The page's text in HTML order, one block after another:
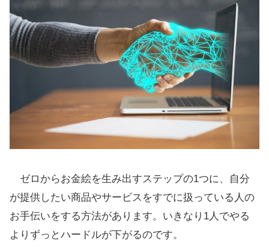
ゼロからお金絵を生み出すステップの1つに、自分
が提供したい商品やサービスをすでに扱っている人の
お手伝いをする方法があります。いきなり1人でやる
よりずっとハードルが下がるのです。